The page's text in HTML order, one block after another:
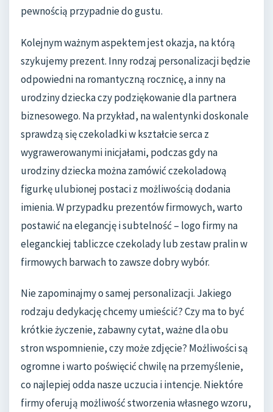
pewnością przypadnie do gustu.
Kolejnym ważnym aspektem jest okazja, na którą
szykujemy prezent. Inny rodzaj personalizacji będzie
odpowiedni na romantyczną rocznicę, a inny na
urodziny dziecka czy podziękowanie dla partnera
biznesowego. Na przykład, na walentynki doskonale
sprawdzą się czekoladki w kształcie serca z
wygrawerowanymi inicjałami, podczas gdy na
urodziny dziecka można zamówić czekoladową
figurkę ulubionej postaci z możliwością dodania
imienia. W przypadku prezentów firmowych, warto
postawić na elegancję i subtelność – logo firmy na
eleganckiej tabliczce czekolady lub zestaw pralin w
firmowych barwach to zawsze dobry wybór.
Nie zapominajmy o samej personalizacji. Jakiego
rodzaju dedykację chcemy umieścić? Czy ma to być
krótkie życzenie, zabawny cytat, ważne dla obu
stron wspomnienie, czy może zdjęcie? Możliwości są
ogromne i warto poświęcić chwilę na przemyślenie,
co najlepiej odda nasze uczucia i intencje. Niektóre
firmy oferują możliwość stworzenia własnego wzoru,